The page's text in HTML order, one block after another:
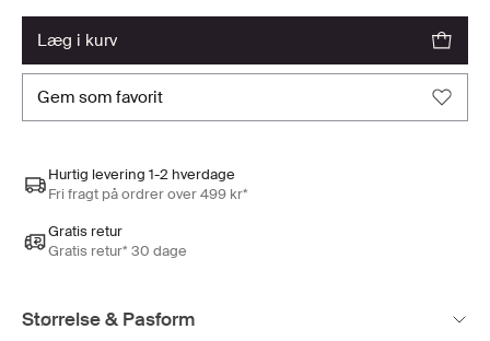
læg i kurv
gem som favorit
Hurtig levering 1-2 hverdage
Fri fragt på ordrer over 499 kr*
Gratis retur
Gratis retur* 30 dage
Størrelse & Pasform